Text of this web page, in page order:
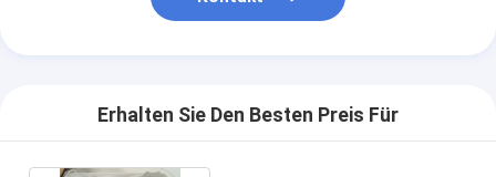
Erhalten Sie Den Besten Preis Für